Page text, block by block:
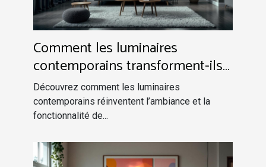
Comment les luminaires
contemporains transforment-ils
votre espace intérieur ?
Découvrez comment les luminaires
contemporains réinventent l’ambiance et la
fonctionnalité de...